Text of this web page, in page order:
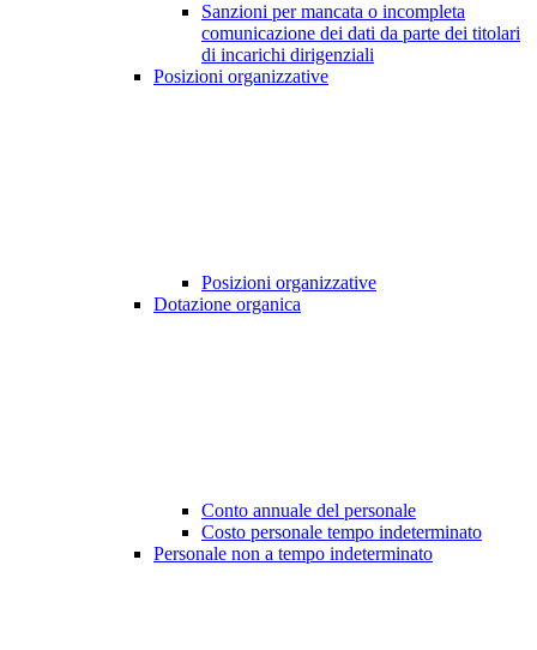
Sanzioni per mancata o incompleta
comunicazione dei dati da parte dei titolari
di incarichi dirigenziali
Posizioni organizzative
Posizioni organizzative
Dotazione organica
Conto annuale del personale
Costo personale tempo indeterminato
Personale non a tempo indeterminato